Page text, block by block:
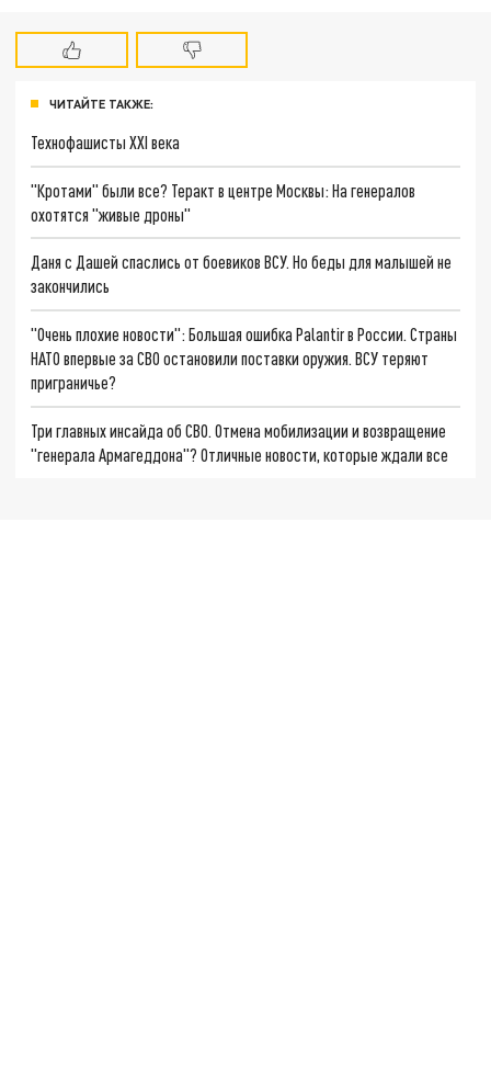
ЧИТАЙТЕ ТАКЖЕ:
Технофашисты XXI века
"Кротами" были все? Теракт в центре Москвы: На генералов
охотятся "живые дроны"
Даня с Дашей спаслись от боевиков ВСУ. Но беды для малышей не
закончились
"Очень плохие новости": Большая ошибка Palantir в России. Страны
НАТО впервые за СВО остановили поставки оружия. ВСУ теряют
приграничье?
Три главных инсайда об СВО. Отмена мобилизации и возвращение
"генерала Армагеддона"? Отличные новости, которые ждали все